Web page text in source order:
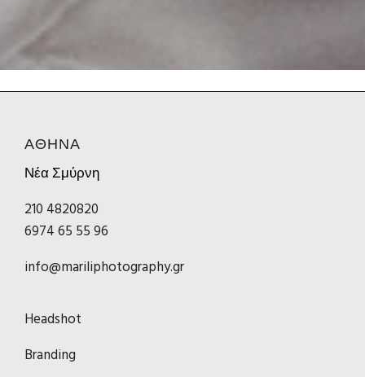
ΑΘΗΝΑ
Νέα Σμύρνη
210 4820820
6974 65 55 96
info@mariliphotography.gr
Headshot
Branding